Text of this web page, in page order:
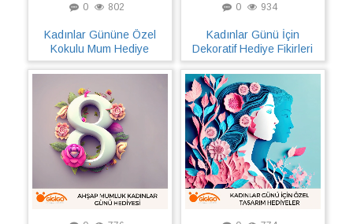
0 802
Kadınlar Gününe Özel
Kokulu Mum Hediye
0 934
Kadınlar Günü İçin
Dekoratif Hediye Fikirleri